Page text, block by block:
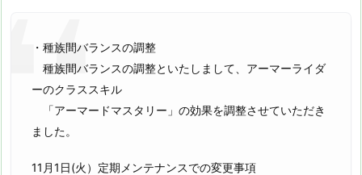
・種族間バランスの調整
種族間バランスの調整といたしまして、アーマーライダ
ーのクラススキル
「アーマードマスタリー」の効果を調整させていただき
ました。
11月1日(火）定期メンテナンスでの変更事項